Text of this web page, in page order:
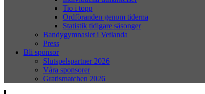
Tio i topp
Ordföranden genom tiderna
Statistik tidigare säsonger
Bandygymnasiet i Vetlanda
Press
Bli sponsor
Slutspelspartner 2026
Våra sponsorer
Gratismatchen 2026